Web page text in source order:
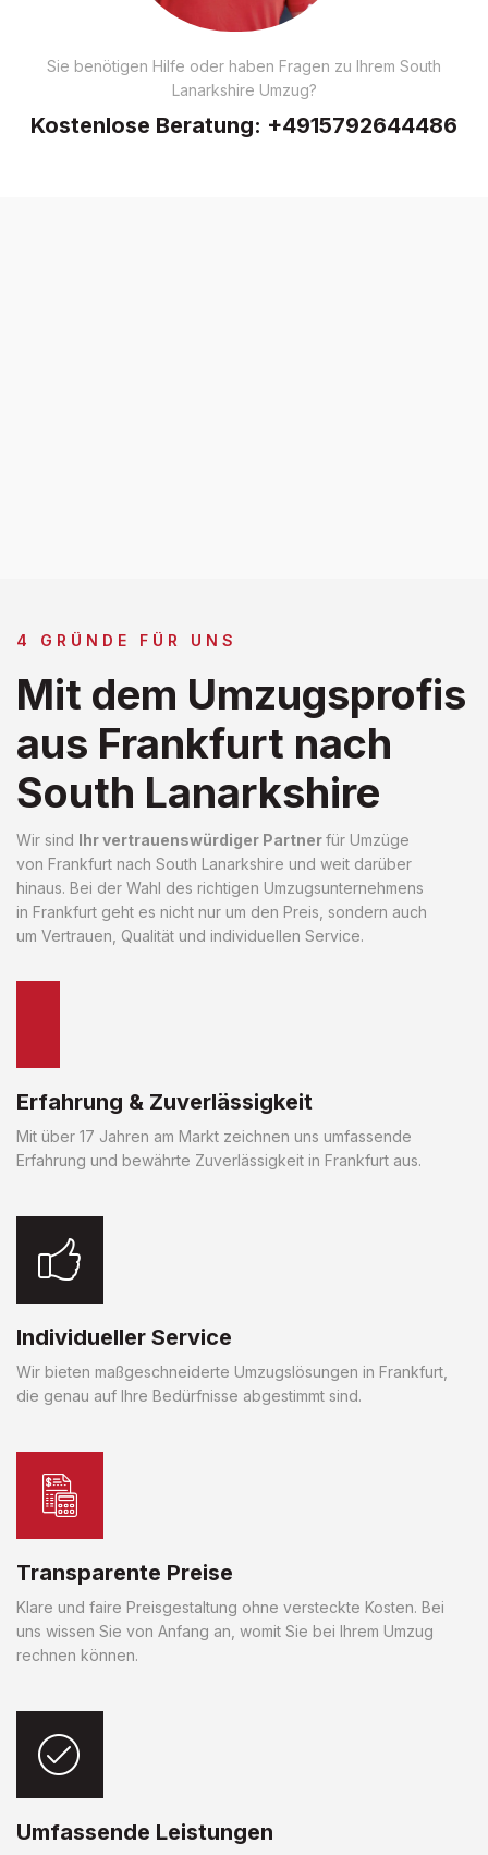
Sie benötigen Hilfe oder haben Fragen zu Ihrem South
Lanarkshire Umzug?
Kostenlose Beratung: +4915792644486
4 GRÜNDE FÜR UNS
Mit dem Umzugsprofis
aus Frankfurt nach
South Lanarkshire
Wir sind Ihr vertrauenswürdiger Partnerfür Umzüge
von Frankfurt nach South Lanarkshire und weit darüber
hinaus. Bei der Wahl des richtigen Umzugsunternehmens
in Frankfurt geht es nicht nur um den Preis, sondern auch
um Vertrauen, Qualität und individuellen Service.
Erfahrung & Zuverlässigkeit
Mit über 17 Jahren am Markt zeichnen uns umfassende
Erfahrung und bewährte Zuverlässigkeit in Frankfurt aus.
Individueller Service
Wir bieten maßgeschneiderte Umzugslösungen in Frankfurt,
die genau auf Ihre Bedürfnisse abgestimmt sind.
Transparente Preise
Klare und faire Preisgestaltung ohne versteckte Kosten. Bei
uns wissen Sie von Anfang an, womit Sie bei Ihrem Umzug
rechnen können.
Umfassende Leistungen